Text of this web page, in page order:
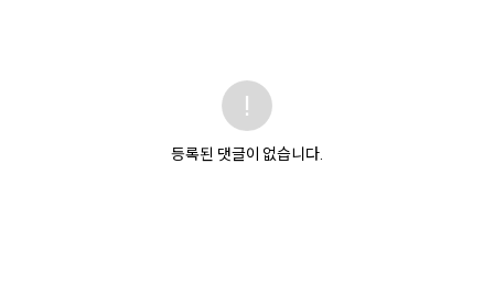
등록된 댓글이 없습니다.